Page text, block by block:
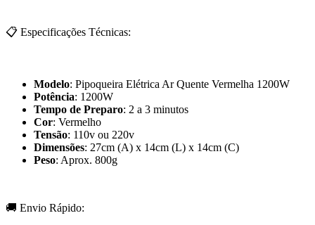
📋 Especificações Técnicas:
Modelo: Pipoqueira Elétrica Ar Quente Vermelha 1200W
Potência: 1200W
Tempo de Preparo: 2 a 3 minutos
Cor: Vermelho
Tensão: 110v ou 220v
Dimensões: 27cm (A) x 14cm (L) x 14cm (C)
Peso: Aprox. 800g
🚚 Envio Rápido: